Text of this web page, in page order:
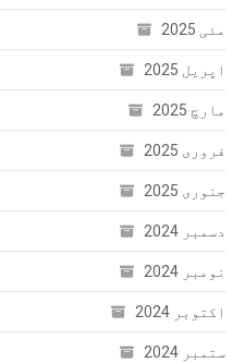
مئی 2025
اپریل 2025
مارچ 2025
فروری 2025
جنوری 2025
دسمبر 2024
نومبر 2024
اکتوبر 2024
ستمبر 2024